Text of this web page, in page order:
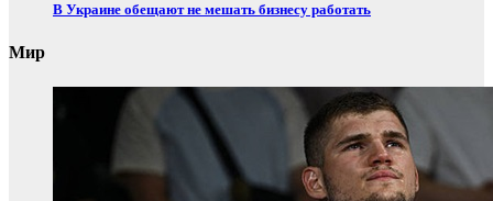
В Украине обещают не мешать бизнесу работать
Мир